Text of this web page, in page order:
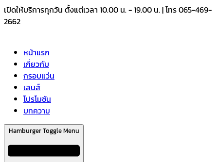
Skip
to
เปิดให้บริการทุกวัน ตั้งแต่เวลา 10.00 น. - 19.00 น. | โทร 065-469-
2662
หน้าแรก
เกี่ยวกับ
กรอบแว่น
เลนส์
โปรโมชัน
บทความ
Hamburger Toggle Menu